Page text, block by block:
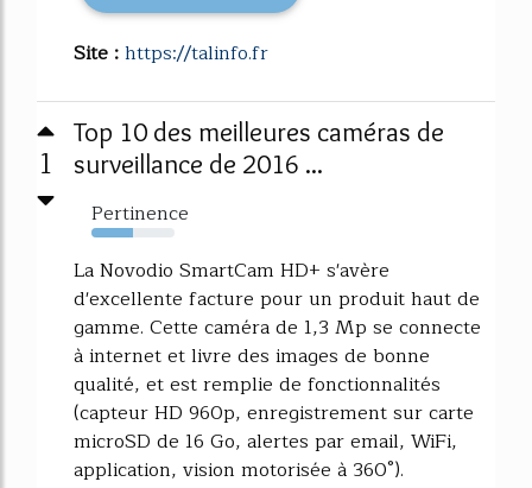
Site :https://talinfo.fr
1
Top 10 des meilleures caméras de
surveillance de 2016 ...
Pertinence
50%
La Novodio SmartCam HD+ s'avère
d'excellente facture pour un produit haut de
gamme. Cette caméra de 1,3 Mp se connecte
à internet et livre des images de bonne
qualité, et est remplie de fonctionnalités
(capteur HD 960p, enregistrement sur carte
microSD de 16 Go, alertes par email, WiFi,
application, vision motorisée à 360°).